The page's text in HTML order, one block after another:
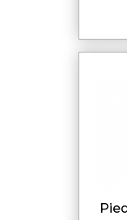
pied pour siège rotatif et